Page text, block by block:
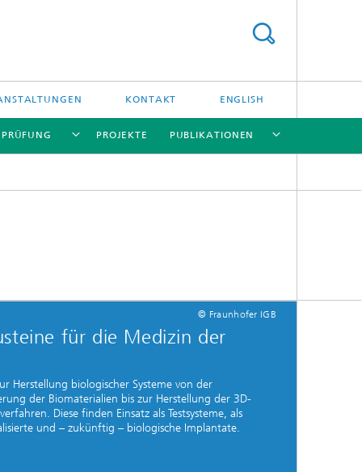
KONTAKT ENGLISH
PROJEKTE PUBLIKATIONEN
© Fraunhofer IGB
für die Medizin der
Herstellung biologischer Systeme von der
der Biomaterialien bis zur Herstellung der 3D-
Diese finden Einsatz als Testsysteme, als
und – zukünftig – biologische Implantate.